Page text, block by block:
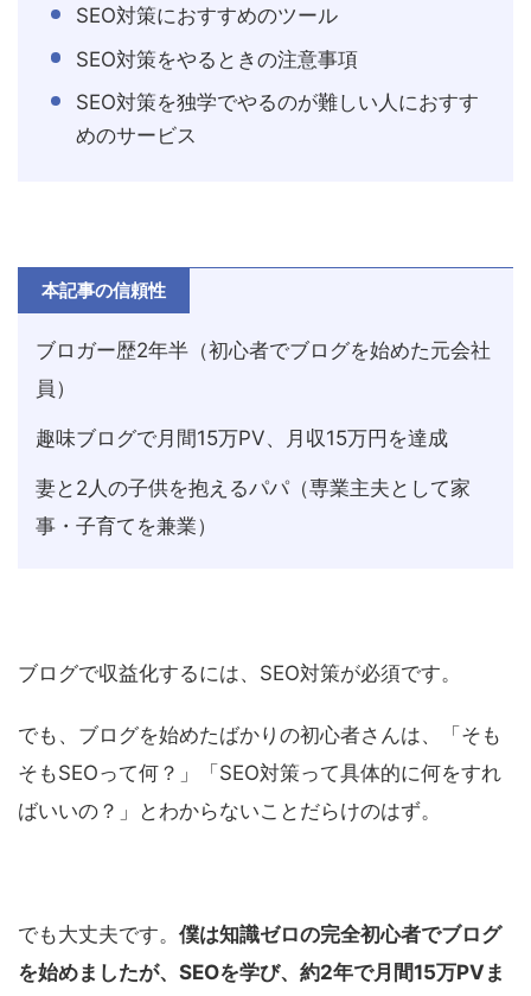
SEO対策におすすめのツール
SEO対策をやるときの注意事項
SEO対策を独学でやるのが難しい人におすす
めのサービス
本記事の信頼性
ブロガー歴2年半（初心者でブログを始めた元会社
員）
趣味ブログで月間15万PV、月収15万円を達成
妻と2人の子供を抱えるパパ（専業主夫として家
事・子育てを兼業）
ブログで収益化するには、SEO対策が必須です。
でも、ブログを始めたばかりの初心者さんは、「そも
そもSEOって何？」「SEO対策って具体的に何をすれ
ばいいの？」とわからないことだらけのはず。
でも大丈夫です。 僕は知識ゼロの完全初心者でブログ
を始めましたが、SEOを学び、約2年で月間15万PVま